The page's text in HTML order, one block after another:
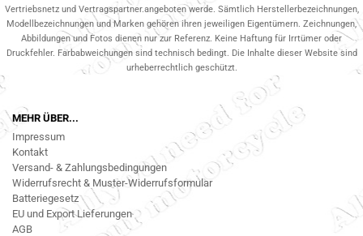
Vertriebsnetz und Vertragspartner.angeboten werde. Sämtlich Herstellerbezeichnungen,
Modellbezeichnungen und Marken gehören ihren jeweiligen Eigentümern. Zeichnungen,
Abbildungen und Fotos dienen nur zur Referenz. Keine Haftung für Irrtümer oder
Druckfehler. Farbabweichungen sind technisch bedingt. Die Inhalte dieser Website sind
urheberrechtlich geschützt.
MEHR ÜBER...
Impressum
Kontakt
Versand- & Zahlungsbedingungen
Widerrufsrecht & Muster-Widerrufsformular
Batteriegesetz
EU und Export Lieferungen
AGB